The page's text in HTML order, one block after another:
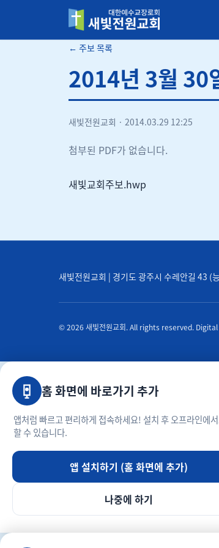
새빛전원교회
← 주보 목록
2014년 3월 30
새빛전원교회 · 2014.03.29 12:25
첨부된 PDF가 없습니다.
새빛교회주보.hwp
새빛전원교회 | 경기도 광주시 수레안길 43
© 2026 새빛전원교회. All rights reserved.
홈 화면에 바로가기 추가
앱처럼 빠르고 편리하게 접속하세요! 설치 후 오프라인에
할 수 있습니다.
앱 설치하기 (홈 화면에 추가)
나중에 하기